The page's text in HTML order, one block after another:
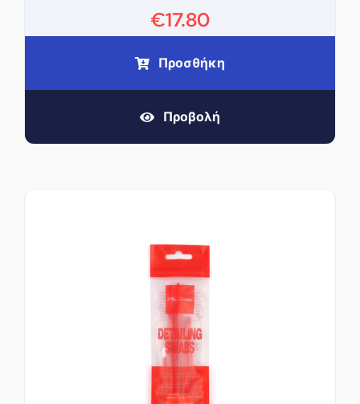
€17.80
Προσθήκη
Προβολή